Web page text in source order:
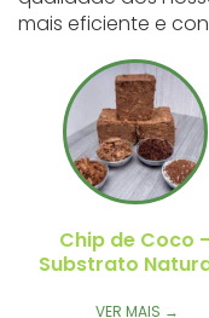
mais eficiente e
Turfa de
Corrigida
VER